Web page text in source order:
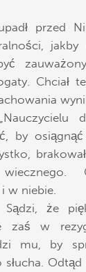
przed
jakby
Chciał
by
w niebie.
Sądzi, że
zaś w
mu, by
Odtąd